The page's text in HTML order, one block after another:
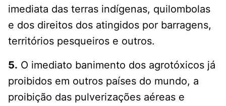
imediata das terras indígenas, quilombolas
e dos direitos dos atingidos por barragens,
territórios pesqueiros e outros.
5. O imediato banimento dos agrotóxicos já
proibidos em outros países do mundo, a
proibição das pulverizações aéreas e